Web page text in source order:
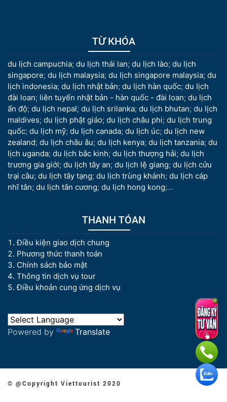
TỪ KHÓA
du lịch campuchia; du lịch thái lan; du lịch lào; du lịch
singapore; du lịch malaysia; du lịch singapore malaysia; du
lịch indonesia; du lịch nhật bản; du lịch hàn quốc; du lịch
đài loan; liên tuyến nhật bản - hàn quốc - đài loan; du lịch
ấn độ; du lịch nepal; du lịch srilanka; du lịch bhutan; du lịch
maldives; du lịch phật giáo; du lịch châu phi; du lịch trung
quốc; du lịch mỹ; du lịch canada; du lịch úc; du lịch new
zealand; du lịch châu âu; du lịch kenya; du lịch tanzania; du
lịch uganda; du lịch bắc kinh; du lịch thượng hải; du lịch
trương gia giới; du lịch tây an; du lịch lệ giang; du lịch cửu
trại câu; du lịch tây tạng; du lịch trùng khánh; du lịch cáp
nhĩ tân; du lịch tân cương; du lịch hong kong;...
THANH TÓAN
Điều kiện giao dịch chung
Phương thức thanh toán
Chính sách bảo mật
Thông tin dịch vụ tour
Điều khoản cung ứng dịch vụ
Powered by Translate
© @Copyright Viettourist 2020